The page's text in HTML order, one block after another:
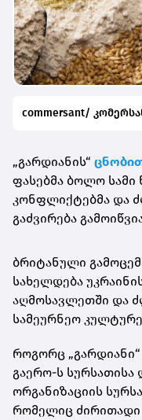
commersant/
„გარდიანის“
ფასებმა ბოლო სამი
კონფლიქტებმა და
გაძვირება
ბრიტანული
სახელდება
აღმოსავლეთში და
სამეურნეო
როგორც „გარდიანი“
გაერო-ს
ორგანიზაციის
რომელიც